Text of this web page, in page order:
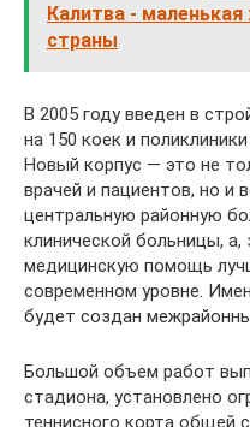
Калитва -
страны
В 2005 году введен в
на 150 коек и
Новый корпус — это не
врачей и пациентов, но и
центральную районную
клинической больницы,
медицинскую помощь
современном уровне.
будет создан
Большой объем работ
стадиона, установлено
теннисного корта общей